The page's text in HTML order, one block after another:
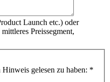
Launch etc.) oder
Preissegment,
gelesen zu haben: *